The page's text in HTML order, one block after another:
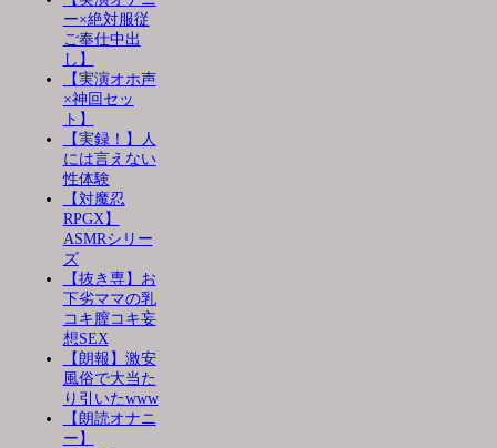
ー×絶対服従
ご奉仕中出
し】
【実演オホ声
×神回セッ
ト】
【実録！】人
には言えない
性体験
【対魔忍
RPGX】
ASMRシリー
ズ
【抜き専】お
下劣ママの乳
コキ膣コキ妄
想SEX
【朗報】激安
風俗で大当た
り引いたwww
【朗読オナニ
ー】